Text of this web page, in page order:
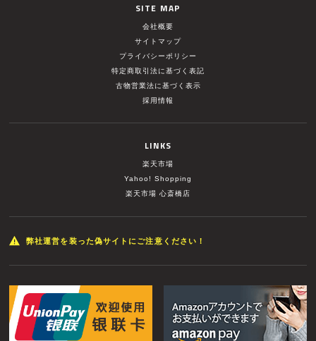
SITE MAP
会社概要
サイトマップ
プライバシーポリシー
特定商取引法に基づく表記
古物営業法に基づく表示
採用情報
LINKS
楽天市場
Yahoo! Shopping
楽天市場 心斎橋店
弊社運営を装った偽サイトにご注意ください！